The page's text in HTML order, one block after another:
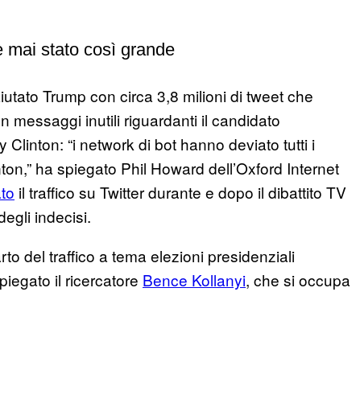
mai stato così grande
Trump con circa 3,8 milioni di tweet che
messaggi inutili riguardanti il candidato
“i network di bot hanno deviato tutti i
ha spiegato Phil Howard dell’Oxford Internet
il traffico su Twitter durante e dopo il dibattito TV
indecisi.
del traffico a tema elezioni presidenziali
il ricercatore Bence Kollanyi, che si occupa